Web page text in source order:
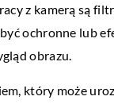
z kamerą są
ochronne lub
obrazu.
który może